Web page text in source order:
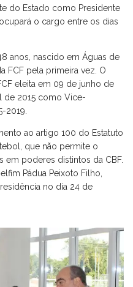
do Estado como Presidente
o cargo entre os dias
anos, nascido em Águas de
FCF pela primeira vez. O
eleita em 09 de junho de
de 2015 como Vice-
2019.
ao artigo 100 do Estatuto
que não permite o
poderes distintos da CBF.
Pádua Peixoto Filho,
no dia 24 de